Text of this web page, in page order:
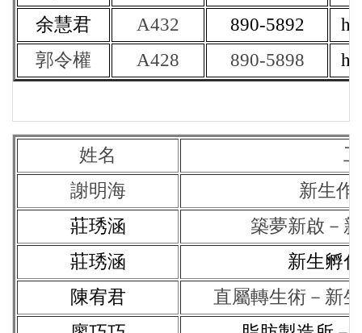
余慧君
A432 890-5892
郭令權
A428 890-5898
姓名
謝明海
新生作
莊琇涵
築夢新啟－
莊琇涵
新生孵
陳宥君
直屬轉生術－新